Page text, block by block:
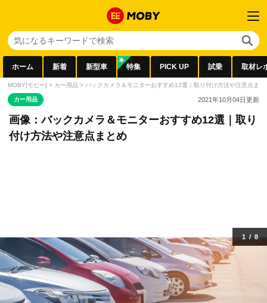
ホーム 新着 新型車 特集 PICK UP 試乗 取材レ
MOBY[モビー] > カー用品 > バックカメラ＆モニターおすすめ12選｜取り付け方法や注意点まと
カー用品 2021年10月04日更新
画像：バックカメラ＆モニターおすすめ12選｜取り
付け方法や注意点まとめ
1 / 8